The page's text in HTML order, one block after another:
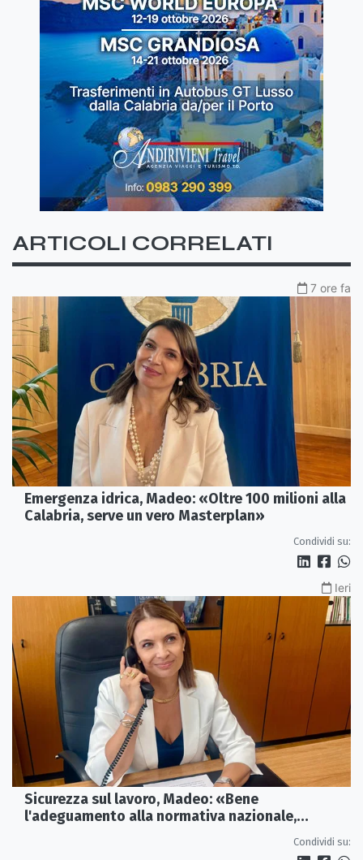
ARTICOLI CORRELATI
7 ore fa
Emergenza idrica, Madeo: «Oltre 100 milioni alla
Calabria, serve un vero Masterplan»
Condividi su:
Ieri
Sicurezza sul lavoro, Madeo: «Bene
l'adeguamento alla normativa nazionale,
Condividi su: